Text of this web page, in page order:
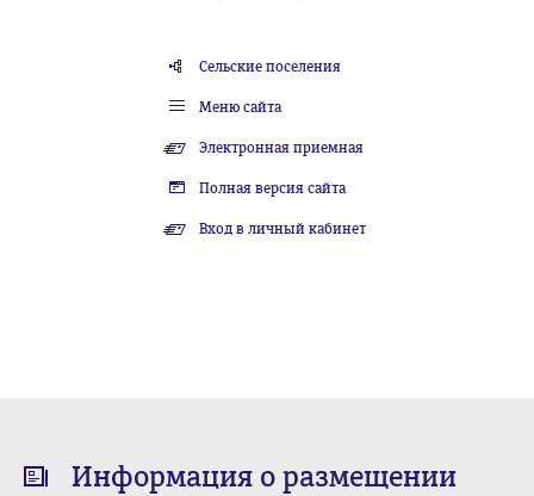
Сельские поселения
Меню сайта
Электронная приемная
Полная версия сайта
Вход в личный кабинет
Информация о размещении